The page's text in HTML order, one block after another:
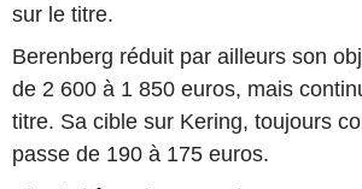
sur le titre.
Berenberg réduit par ailleurs son
de 2 600 à 1 850 euros, mais
titre. Sa cible sur Kering, toujours
passe de 190 à 175 euros.